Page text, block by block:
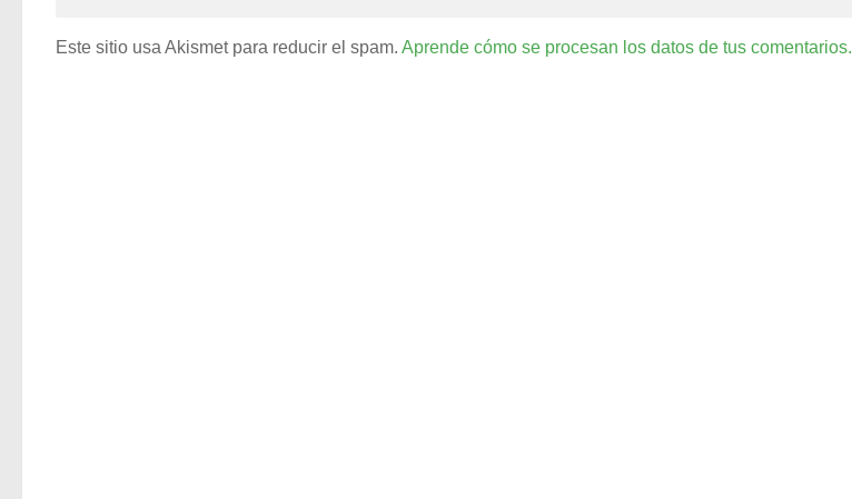
Este sitio usa Akismet para reducir el spam. Aprende cómo se procesan los datos de tus comentarios.